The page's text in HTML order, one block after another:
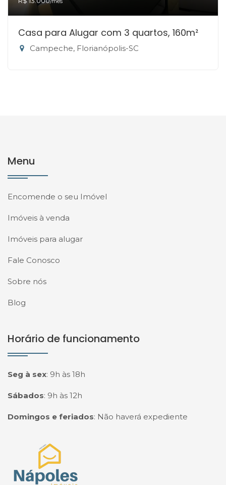
Casa para Alugar com 3 quartos, 160m²
Campeche, Florianópolis-SC
Menu
Encomende o seu Imóvel
Imóveis à venda
Imóveis para alugar
Fale Conosco
Sobre nós
Blog
Horário de funcionamento
Seg à sex: 9h às 18h
Sábados: 9h às 12h
Domingos e feriados: Não haverá expediente
Página inicial